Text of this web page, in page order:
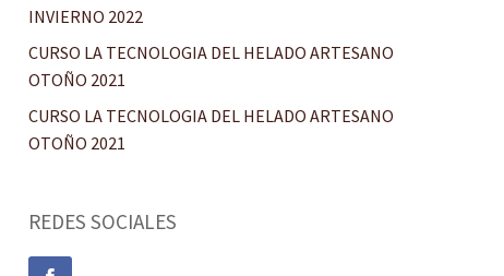
INVIERNO 2022
CURSO LA TECNOLOGIA DEL HELADO ARTESANO
OTOÑO 2021
CURSO LA TECNOLOGIA DEL HELADO ARTESANO
OTOÑO 2021
REDES SOCIALES